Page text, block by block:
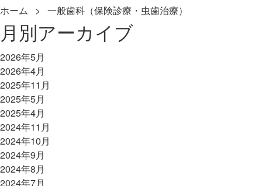
ホーム > 一般歯科（保険診療・虫歯治療）
月別アーカイブ
2026年5月
2026年4月
2025年11月
2025年5月
2025年4月
2024年11月
2024年10月
2024年9月
2024年8月
2024年7月